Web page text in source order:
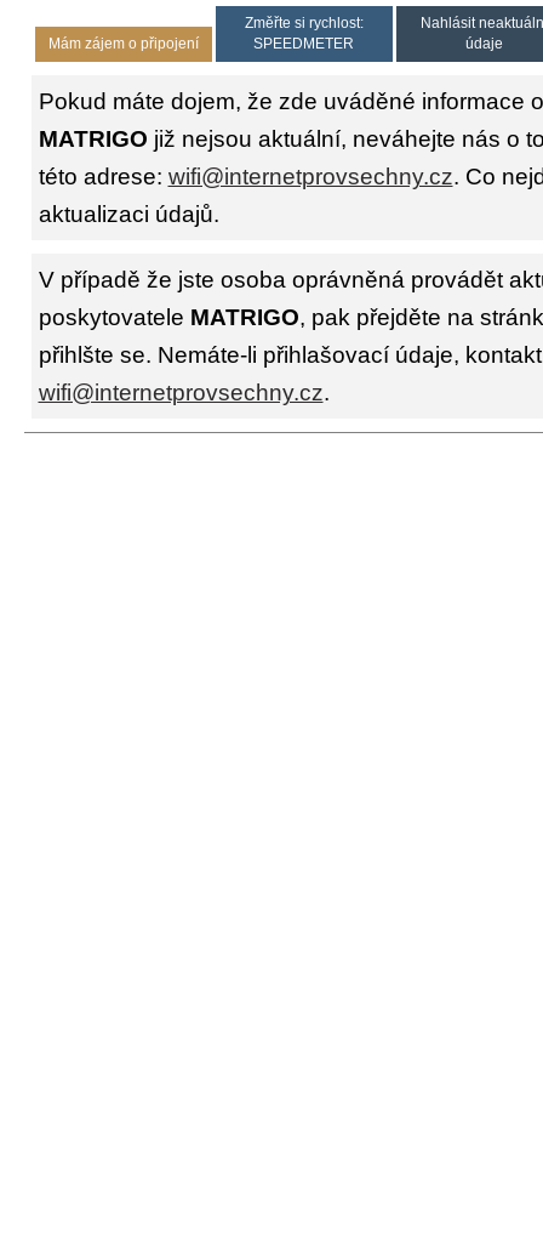
Mám zájem o připojení
Změřte si rychlost:
SPEEDMETER
Nahlásit
údaje
Pokud máte dojem, že zde uváděné informace
MATRIGO již nejsou aktuální, neváhejte nás o
této adrese: wifi@internetprovsechny.cz. Co
aktualizaci údajů.
V případě že jste osoba oprávněná provádět
poskytovatele MATRIGO, pak přejděte na
přihlšte se. Nemáte-li přihlašovací údaje,
wifi@internetprovsechny.cz.